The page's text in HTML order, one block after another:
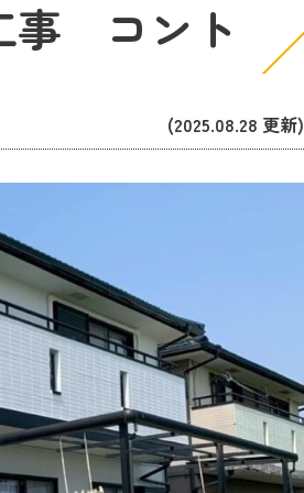
事 コント
(2025.08.28 更新)